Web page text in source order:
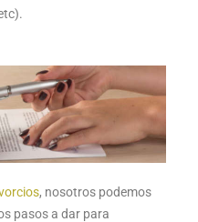
, nosotros podemos
pasos a dar para